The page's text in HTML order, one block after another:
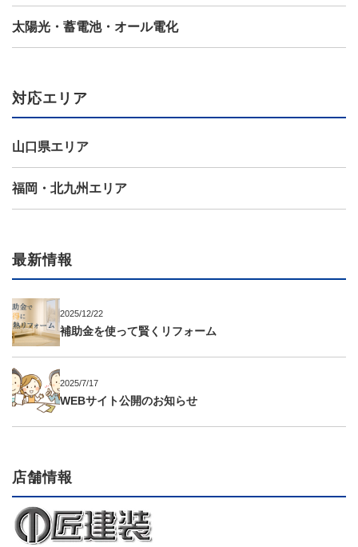
太陽光・蓄電池・オール電化
対応エリア
山口県エリア
福岡・北九州エリア
最新情報
2025/12/22
補助金を使って賢くリフォーム
2025/7/17
WEBサイト公開のお知らせ
店舗情報